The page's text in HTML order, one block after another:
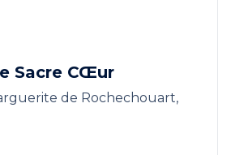
Sacre CŒur
de Rochechouart,